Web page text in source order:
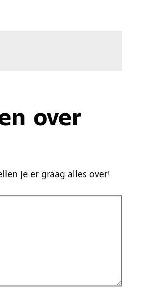
over
je er graag alles over!